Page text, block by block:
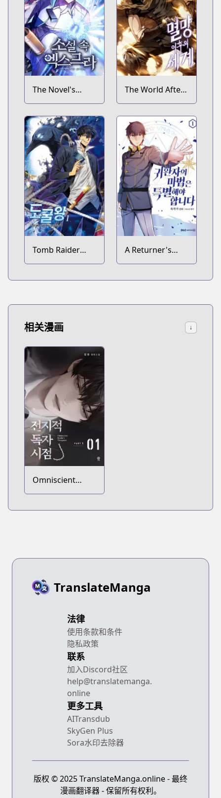
The Novel's
Extra
The World After
the Fall
Tomb Raider
King
A Returner's
Magic Should Be
相关漫画 ↓
Omniscient
Reader's
TranslateManga
法律
使用条款和条件
隐私政策
联系
加入Discord社区
help@translatemanga.
online
更多工具
AITransdub
SkyGen Plus
Sora水印去除器
版权 © 2025 TranslateManga.online - 最终
漫画翻译器 - 保留所有权利。